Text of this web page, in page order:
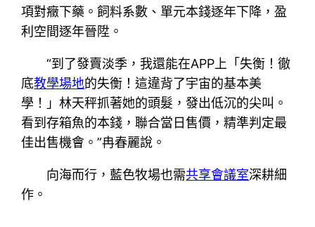
項對癥下藥。飼料系數、單元本錢逐年下降，盈
利空間逐年晉陞。
“到了發賣淡季，我還能在APP上「失衡！徹
底教學場地的失衡！這違背了宇宙的基本美
學！」林天秤抓著她的頭髮，發出低沉的尖叫。
看到存箱魚的本錢，聯合當日售價，精準判定最
佳出售機會。”冉春麗說。
向海而行，藍色牧場也需共享會議室深耕細
作。